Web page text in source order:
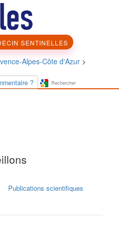
SENTINELLES
Alpes-Côte d'Azur >
?
Publications scientifiques